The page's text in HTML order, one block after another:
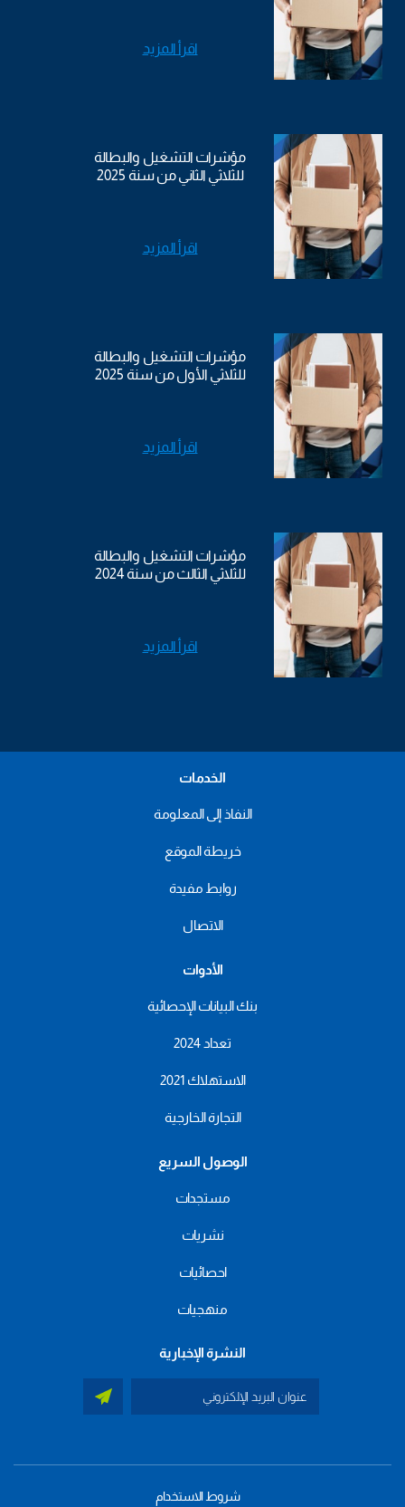
اقرأ المزيد
مؤشرات التشغيل والبطالة
للثلاثي الثاني من سنة 2025
اقرأ المزيد
مؤشرات التشغيل والبطالة
للثلاثي الأول من سنة 2025
اقرأ المزيد
مؤشرات التشغيل والبطالة
للثلاثي الثالث من سنة 2024
اقرأ المزيد
الخدمات
النفاذ إلى المعلومة
خريطة الموقع
روابط مفيدة
الاتصال
الأدوات
بنك البيانات الإحصائية
تعداد 2024
الاستهلاك 2021
التجارة الخارجية
الوصول السريع
مستجدات
نشريات
احصائيات
منهجيات
النشرة الإخبارية
شروط الاستخدام